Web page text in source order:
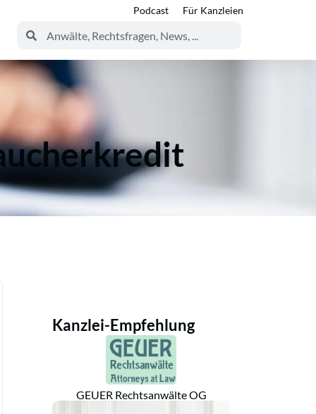
Podcast Für Kanzleien
Kanzlei-Empfehlung
GEUER Rechtsanwälte OG